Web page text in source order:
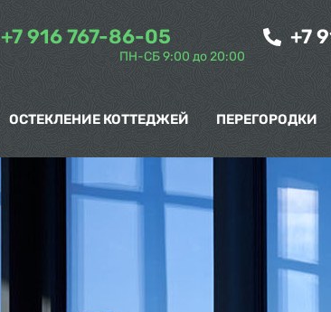
+7 916 767-86-05
ПН-СБ 9:00 до 20:00
+7
ОСТЕКЛЕНИЕ КОТТЕДЖЕЙ ПЕРЕГОРОДКИ